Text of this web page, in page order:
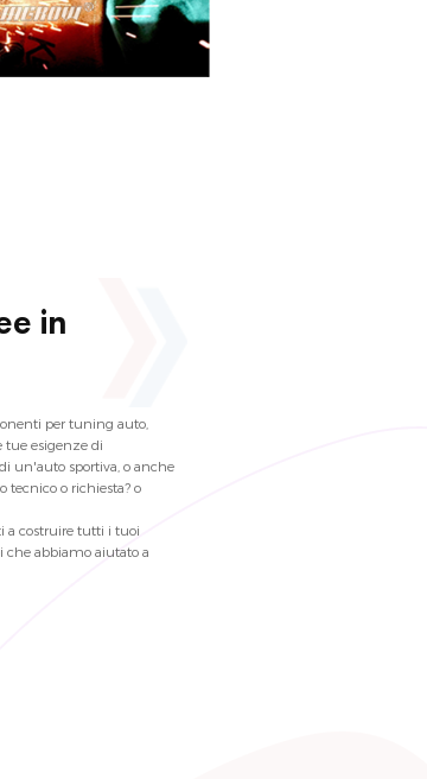
in
per tuning auto,
tue esigenze di
un'auto sportiva, o anche
tecnico o richiesta? o
a costruire tutti i tuoi
che abbiamo aiutato a